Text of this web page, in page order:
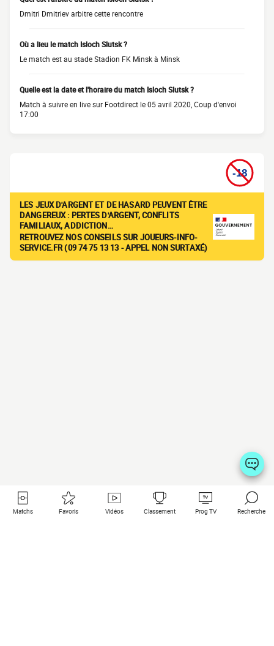
Dmitri Dmitriev arbitre cette rencontre
Où a lieu le match Isloch Slutsk ?
Le match est au stade Stadion FK Minsk à Minsk
Quelle est la date et l'horaire du match Isloch Slutsk ?
Match à suivre en live sur Footdirect le 05 avril 2020, Coup d'envoi
17:00
LES JEUX D'ARGENT ET DE HASARD PEUVENT ÊTRE
DANGEREUX : PERTES D'ARGENT, CONFLITS
FAMILIAUX, ADDICTION…
RETROUVEZ NOS CONSEILS SUR JOUEURS-INFO-
SERVICE.FR (09 74 75 13 13 - APPEL NON SURTAXÉ)
Matchs Favoris Vidéos Classement Prog TV Recherche